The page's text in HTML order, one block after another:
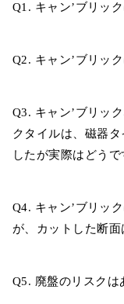
Q1. キャン’ブリッ
Q2. キャン’ブリッ
Q3. キャン’ブリッ
クタイルは、磁器
したが実際はどうで
Q4. キャン’ブリッ
が、カットした断
Q5. 廃盤のリスクは